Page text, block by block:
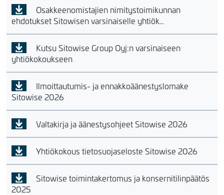
Osakkeenomistajien nimitystoimikunnan
ehdotukset Sitowisen varsinaiselle yhtiök…
Kutsu Sitowise Group Oyj:n varsinaiseen
yhtiökokoukseen
Ilmoittautumis- ja ennakkoäänestyslomake
Sitowise 2026
Valtakirja ja äänestysohjeet Sitowise 2026
Yhtiökokous tietosuojaseloste Sitowise 2026
Sitowise toimintakertomus ja konsernitilinpäätös
2025